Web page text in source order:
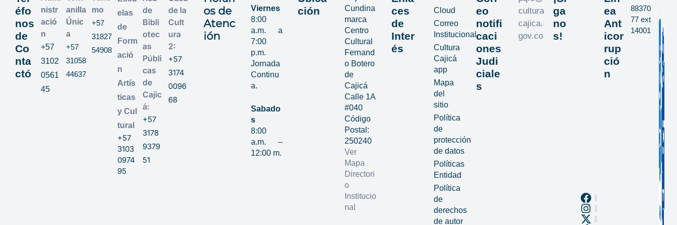
éfo
nos
de
Co
nta
ctó
nistr
ació
n
+57
3102
0561
45
anilla
Únic
a
+57
31058
44637
mo
+57
31827
54908
elas
de
Form
ació
n
Artís
ticas
y Cul
tural
+57
3103
0974
95
de
Bibli
otec
as
Públi
cas
de
Cajic
á:
+57
3178
9379
51
de la
Cult
ura
2:
+57
3174
0096
68
os de
Atenc
ión
Viernes
8:00
a.m. a
7:00
p.m.
Jornada
Continu
a.
Sabado
s
8:00
a.m. –
12:00 m.
ción
Cundina
marca
Centro
Cultural
Fernand
o Botero
de
Cajicá
Calle 1A
#040
Código
Postal:
250240
Ver
Mapa
Directori
o
Institucio
nal
ces
de
Inter
és
Cloud
Correo
Institucional
Cultura
Cajicá
app
Mapa
del
sitio
Política
de
protección
de datos
Políticas
Entidad
Política
de
derechos
de autor
eo
notifi
caci
ones
Judi
ciale
s
cultura
cajica.
gov.co
ga
no
s!
ea
Ant
icor
rup
ció
n
88370
77 ext
14001